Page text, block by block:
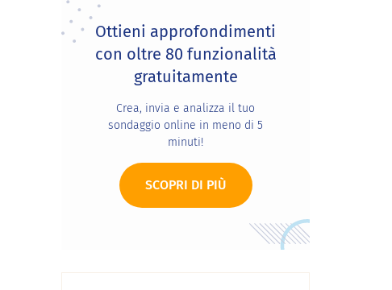
Sidebar
Ottieni approfondimenti
con oltre 80 funzionalità
gratuitamente
Crea, invia e analizza il tuo
sondaggio online in meno di 5
minuti!
SCOPRI DI PIÙ